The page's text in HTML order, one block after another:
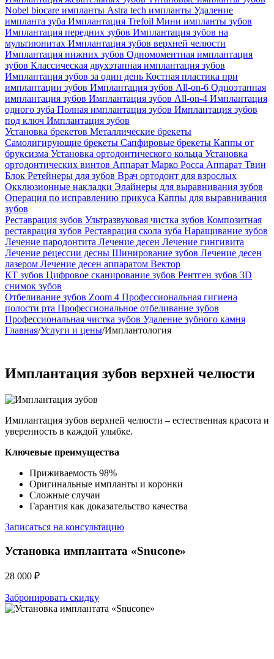
Nobel biocare импланты Astra tech импланты Удаление
импланта зуба Имплантация Trefoil Мини импланты зубов
Имплантация передних зубов Имплантация зубов на
мультиюнитах Имплантация зубов верхней челюсти
Имплантация нижних зубов Одномоментная имплантация
зубов Классическая двухэтапная имплантация зубов
Имплантация зубов за один день Костная пластика при
имплантации зубов Имплантация зубов All-on-6 Одноэтапная
имплантация зубов Имплантация зубов All-on-4 Имплантация
одного зуба Полная имплантация зубов Имплантация зубов
под ключ Имплантация зубов
Установка брекетов Металлические брекеты
Самолигирующие брекеты Сапфировые брекеты Каппы от
бруксизма Установка ортодонтического кольца Установка
ортодонтических винтов Аппарат Марко Росса Аппарат Твин
Блок Ретейнеры для зубов Врач ортодонт для взрослых
Окклюзионные накладки Элайнеры для выравнивания зубов
Операция по исправлению прикуса Каппы для выравнивания
зубов
Реставрация зубов Ультразвуковая чистка зубов Композитная
реставрация зубов Реставрация скола зуба Наращивание зубов
Лечение пародонтита Лечение десен Лечение гингивита
Лечение рецессии десны Шинирование зубов Лечение десен
лазером Лечение десен аппаратом Вектор
КТ зубов Цифровое сканирование зубов Рентген зубов 3D
снимок зубов
Отбеливание зубов Zoom 4 Профессиональная гигиена
полости рта Профессиональное отбеливание зубов
Профессиональная чистка зубов Удаление зубного камня
Главная/Услуги и цены/Имплантология
Имплантация зубов верхней челюсти
Имплантация зубов верхней челюсти – естественная красота и
уверенность в каждой улыбке.
Ключевые преимущества
Приживаемость 98%
Оригинальные импланты и коронки
Сложные случаи
Гарантия как доказательство качества
Записаться на консультацию
Установка имплантата «Snucone»
28 000 ₽
Забронировать скидку